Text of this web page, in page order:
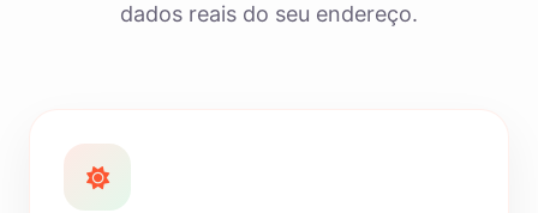
dados reais do seu endereço.